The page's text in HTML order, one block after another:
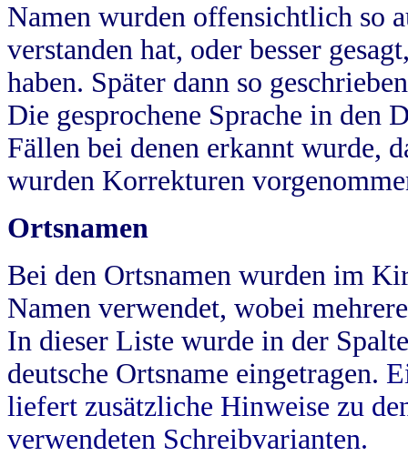
Namen wurden offensichtlich so
verstanden hat, oder besser
haben. Später dann so
Die gesprochene Sprache in
Fällen bei denen erkannt wurde,
wurden Korrekturen
Ortsnamen
Bei den Ortsnamen wurden im
Namen verwendet, wobei
In dieser Liste wurde in der
deutsche Ortsname eingetragen.
liefert zusätzliche Hinweise zu
verwendeten Schreibvarianten.